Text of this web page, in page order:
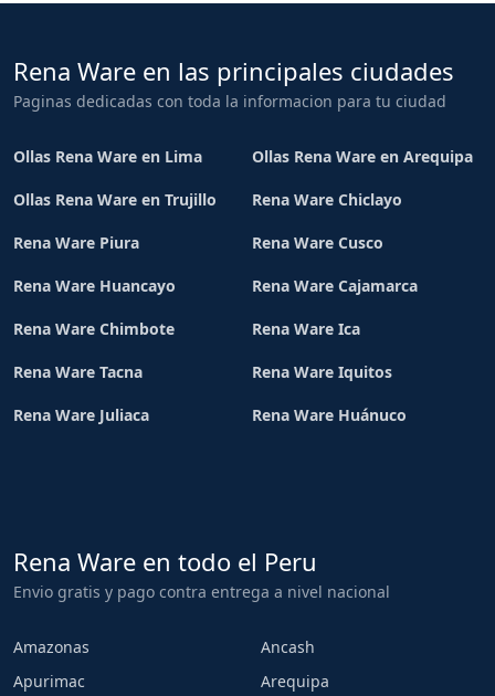
Rena Ware en las principales ciudades
Paginas dedicadas con toda la informacion para tu ciudad
Ollas Rena Ware en Lima Ollas Rena Ware en Arequipa
Ollas Rena Ware en Trujillo Rena Ware Chiclayo
Rena Ware Piura Rena Ware Cusco
Rena Ware Huancayo Rena Ware Cajamarca
Rena Ware Chimbote Rena Ware Ica
Rena Ware Tacna Rena Ware Iquitos
Rena Ware Juliaca Rena Ware Huánuco
Rena Ware en todo el Peru
Envio gratis y pago contra entrega a nivel nacional
Amazonas
Ancash
Apurimac
Arequipa